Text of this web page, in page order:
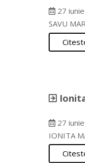
27
SAVU
27
IONITA